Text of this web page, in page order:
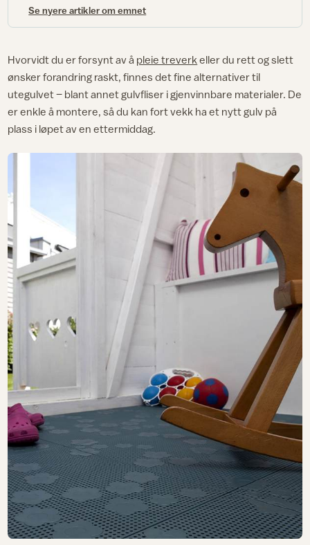
Se nyere artikler om emnet
Hvorvidt du er forsynt av å pleie treverk eller du rett og slett
ønsker forandring raskt, finnes det fine alternativer til
utegulvet – blant annet gulvfliser i gjenvinnbare materialer. De
er enkle å montere, så du kan fort vekk ha et nytt gulv på
plass i løpet av en ettermiddag.